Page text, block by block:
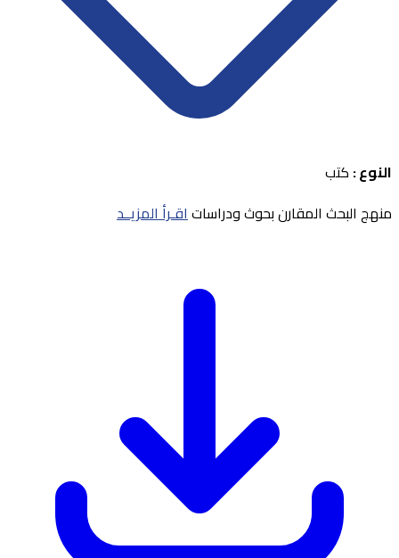
النوع : كتب
منهج البحث المقارن بحوث ودراساتاقـرأ المزيــد